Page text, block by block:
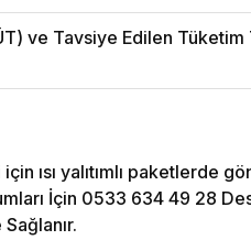
ve Tavsiye Edilen
ısı yalıtımlı paketlerde
İçin 0533 634 49 28